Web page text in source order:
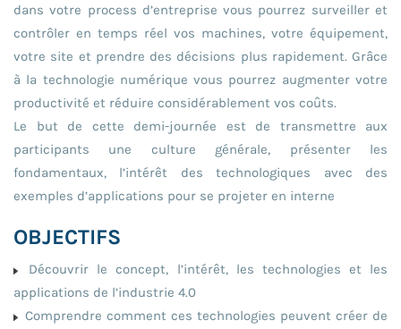
dans votre process d’entreprise vous pourrez surveiller et
contrôler en temps réel vos machines, votre équipement,
votre site et prendre des décisions plus rapidement. Grâce
à la technologie numérique vous pourrez augmenter votre
productivité et réduire considérablement vos coûts.
Le but de cette demi-journée est de transmettre aux
participants une culture générale, présenter les
fondamentaux, l’intérêt des technologiques avec des
exemples d’applications pour se projeter en interne
OBJECTIFS
Découvrir le concept, l’intérêt, les technologies et les
applications de l’industrie 4.0
Comprendre comment ces technologies peuvent créer de